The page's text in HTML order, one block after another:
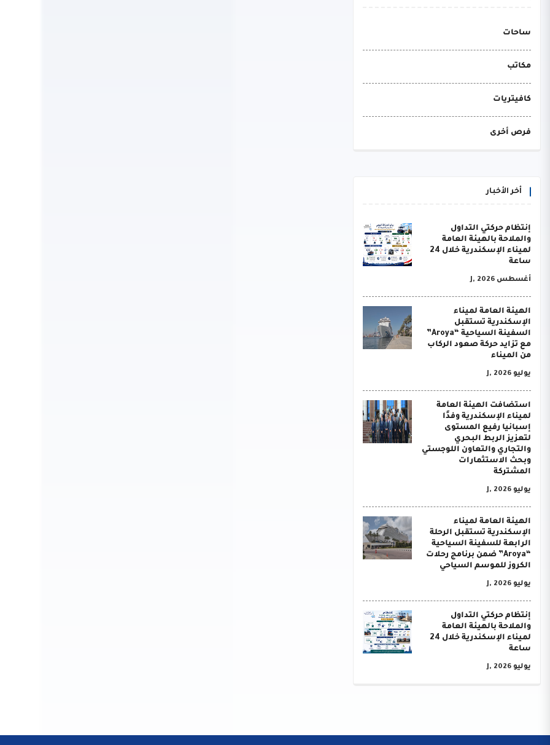
ساحات
مكاتب
كافيتريات
فرص أخرى
أخر الأخبار
إنتظام حركتي التداول
والملاحة بالهيئة العامة
لميناء الإسكندرية خلال 24
ساعة
أغسطس J, 2026
الهيئة العامة لميناء
الإسكندرية تستقبل
السفينة السياحية “Aroya”
مع تزايد حركة صعود الركاب
من الميناء
يوليو J, 2026
استضافت الهيئة العامة
لميناء الإسكندرية وفدًا
إسبانيا رفيع المستوى
لتعزيز الربط البحري
والتجاري والتعاون اللوجستي
وبحث الاستثمارات
المشتركة
يوليو J, 2026
الهيئة العامة لميناء
الإسكندرية تستقبل الرحلة
الرابعة للسفينة السياحية
“Aroya” ضمن برنامج رحلات
الكروز للموسم السياحي
يوليو J, 2026
إنتظام حركتي التداول
والملاحة بالهيئة العامة
لميناء الإسكندرية خلال 24
ساعة
يوليو J, 2026